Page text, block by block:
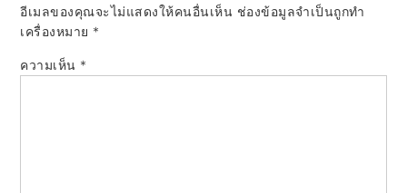
o
n
อีเมลของคุณจะไม่แสดงให้คนอื่นเห็น ช่องข้อมูลจำเป็นถูกทำ
เครื่องหมาย *
ความเห็น *